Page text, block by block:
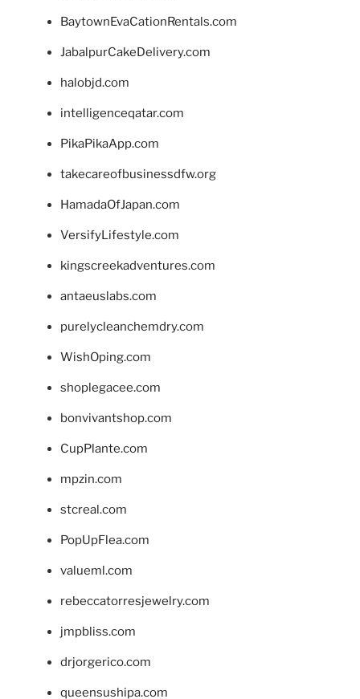
BaytownEvaCationRentals.com
JabalpurCakeDelivery.com
halobjd.com
intelligenceqatar.com
PikaPikaApp.com
takecareofbusinessdfw.org
HamadaOfJapan.com
VersifyLifestyle.com
kingscreekadventures.com
antaeuslabs.com
purelycleanchemdry.com
WishOping.com
shoplegacee.com
bonvivantshop.com
CupPlante.com
mpzin.com
stcreal.com
PopUpFlea.com
valueml.com
rebeccatorresjewelry.com
jmpbliss.com
drjorgerico.com
queensushipa.com